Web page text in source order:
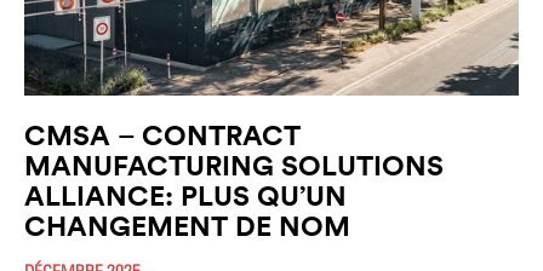
CMSA – CONTRACT
MANUFACTURING SOLUTIONS
ALLIANCE: PLUS QU’UN
CHANGEMENT DE NOM